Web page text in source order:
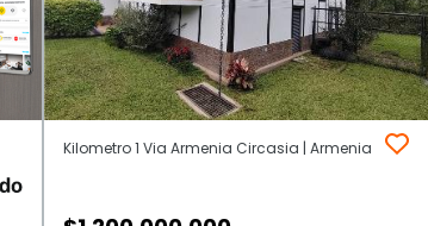
Kilometro 1 Via Armenia Circasia | Armenia